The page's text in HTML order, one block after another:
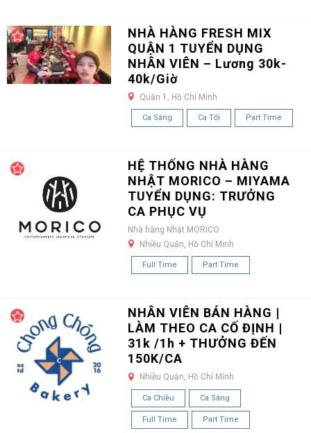
NHÀ HÀNG FRESH MIX
QUẬN 1 TUYỂN DỤNG
NHÂN VIÊN – Lương 30k-
40k/Giờ
Quận 1, Hồ Chí Minh
Ca Sáng Ca Tối Part Time
HỆ THỐNG NHÀ HÀNG
NHẬT MORICO – MIYAMA
TUYỂN DỤNG: TRƯỞNG
CA PHỤC VỤ
Nhà hàng Nhật MORICO
Nhiều Quận, Hồ Chí Minh
Full Time Part Time
NHÂN VIÊN BÁN HÀNG |
LÀM THEO CA CỐ ĐỊNH |
31k /1h + THƯỞNG ĐẾN
150K/CA
Nhiều Quận, Hồ Chí Minh
Ca Chiều Ca Sáng
Full Time Part Time